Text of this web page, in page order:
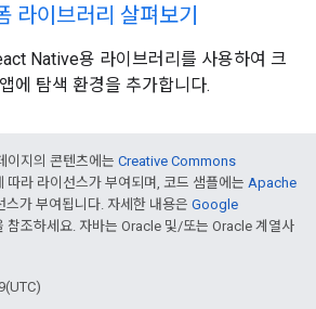
라이브러리 살펴보기
Native용 라이브러리를 사용하여 크
에 탐색 환경을 추가합니다.
이지의 콘텐츠에는 Creative Commons
따라 라이선스가 부여되며, 코드 샘플에는 Apache
스가 부여됩니다. 자세한 내용은 Google
참조하세요. 자바는 Oracle 및/또는 Oracle 계열사